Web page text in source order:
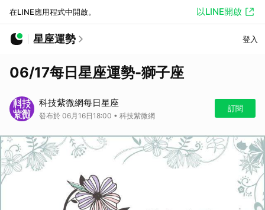
在LINE應用程式中開啟。 以LINE開啟
星座運勢 登入
06/17每日星座運勢-獅子座
科技紫微網每日星座
發布於 06月16日18:00 • 科技紫微網
訂閱